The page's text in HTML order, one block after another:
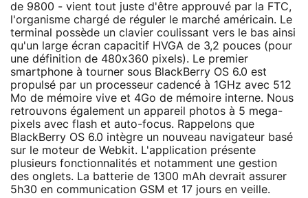
de 9800 - vient tout juste d'être approuvé par la FTC,
l'organisme chargé de réguler le marché américain. Le
terminal possède un clavier coulissant vers le bas ainsi
qu'un large écran capacitif HVGA de 3,2 pouces (pour
une définition de 480x360 pixels). Le premier
smartphone à tourner sous BlackBerry OS 6.0 est
propulsé par un processeur cadencé à 1GHz avec 512
Mo de mémoire vive et 4Go de mémoire interne. Nous
retrouvons également un appareil photos à 5 mega-
pixels avec flash et auto-focus. Rappelons que
BlackBerry OS 6.0 intègre un nouveau navigateur basé
sur le moteur de Webkit. L'application présente
plusieurs fonctionnalités et notamment une gestion
des onglets. La batterie de 1300 mAh devrait assurer
5h30 en communication GSM et 17 jours en veille.